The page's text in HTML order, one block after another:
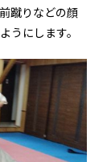
蹴りなどの顔
うにします。